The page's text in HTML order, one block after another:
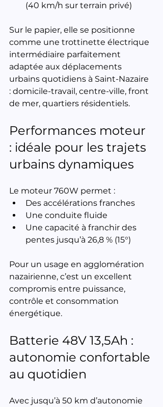
(40 km/h sur terrain privé)
Sur le papier, elle se positionne
comme une trottinette électrique
intermédiaire parfaitement
adaptée aux déplacements
urbains quotidiens à Saint-Nazaire
: domicile-travail, centre-ville, front
de mer, quartiers résidentiels.
Performances moteur
: idéale pour les trajets
urbains dynamiques
Le moteur 760W permet :
Des accélérations franches
Une conduite fluide
Une capacité à franchir des
pentes jusqu’à 26,8 % (15°)
Pour un usage en agglomération
nazairienne, c’est un excellent
compromis entre puissance,
contrôle et consommation
énergétique.
Batterie 48V 13,5Ah :
autonomie confortable
au quotidien
Avec jusqu’à 50 km d’autonomie